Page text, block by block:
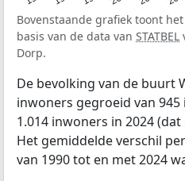
Bovenstaande grafiek toont
basis van de data van STATBEL
Dorp.
De bevolking van de buurt
inwoners gegroeid van
1.014 inwoners in 2024 (dat
Het gemiddelde verschil
van 1990 tot en met 2024